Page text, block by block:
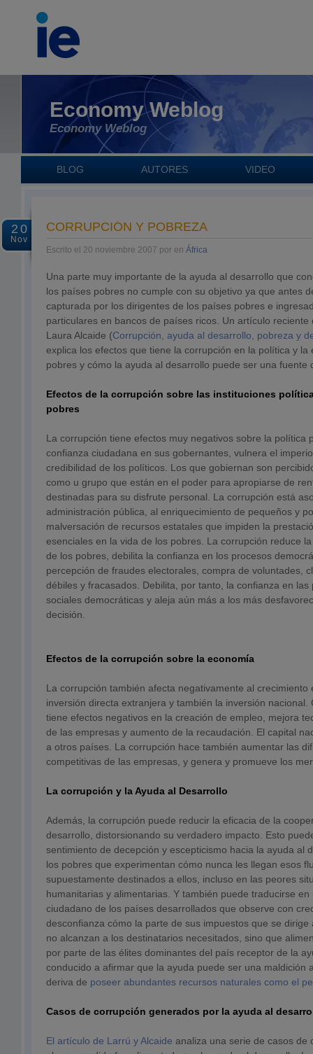
Economy Weblog
Economy Weblog
BLOG AUTORES VIDEO
20
Nov
CORRUPCIÓN Y POBREZA
Escrito el 20 noviembre 2007 por en África
Una parte muy importante de la ayuda al desarrollo que
los países pobres no cumple con su objetivo ya que antes
capturada por los dirigentes de los países pobres e
particulares en bancos de países ricos. Un artículo
Laura Alcaide (Corrupción, ayuda al desarrollo, pobreza y
explica los efectos que tiene la corrupción en la política y
pobres y cómo la ayuda al desarrollo puede ser una fuente
Efectos de la corrupción sobre las instituciones
pobres
La corrupción tiene efectos muy negativos sobre la política
confianza ciudadana en sus gobernantes, vulnera el
credibilidad de los políticos. Los que gobiernan son
como u grupo que están en el poder para apropiarse de
destinadas para su disfrute personal. La corrupción está
administración pública, al enriquecimiento de pequeños y
malversación de recursos estatales que impiden la
esenciales en la vida de los pobres. La corrupción reduce
de los pobres, debilita la confianza en los procesos
percepción de fraudes electorales, compra de voluntades,
débiles y fracasados. Debilita, por tanto, la confianza en
sociales democráticas y aleja aún más a los más
decisión.
Efectos de la corrupción sobre la economía
La corrupción también afecta negativamente al crecimiento
inversión directa extranjera y también la inversión nacional.
tiene efectos negativos en la creación de empleo, mejora
de las empresas y aumento de la recaudación. El capital
a otros países. La corrupción hace también aumentar las
competitivas de las empresas, y genera y promueve los
La corrupción y la Ayuda al Desarrollo
Además, la corrupción puede reducir la eficacia de la
desarrollo, distorsionando su verdadero impacto. Esto
sentimiento de decepción y escepticismo hacia la ayuda al
los pobres que experimentan cómo nunca les llegan esos
supuestamente destinados a ellos, incluso en las peores
humanitarias y alimentarias. Y también puede traducirse en
ciudadano de los países desarrollados que observe con
desconfianza cómo la parte de sus impuestos que se
no alcanzan a los destinatarios necesitados, sino que
por parte de las élites dominantes del país receptor de la
conducido a afirmar que la ayuda puede ser una maldición
deriva de poseer abundantes recursos naturales como el
Casos de corrupción generados por la ayuda al
El artículo de Larrú y Alcaide analiza una serie de casos de